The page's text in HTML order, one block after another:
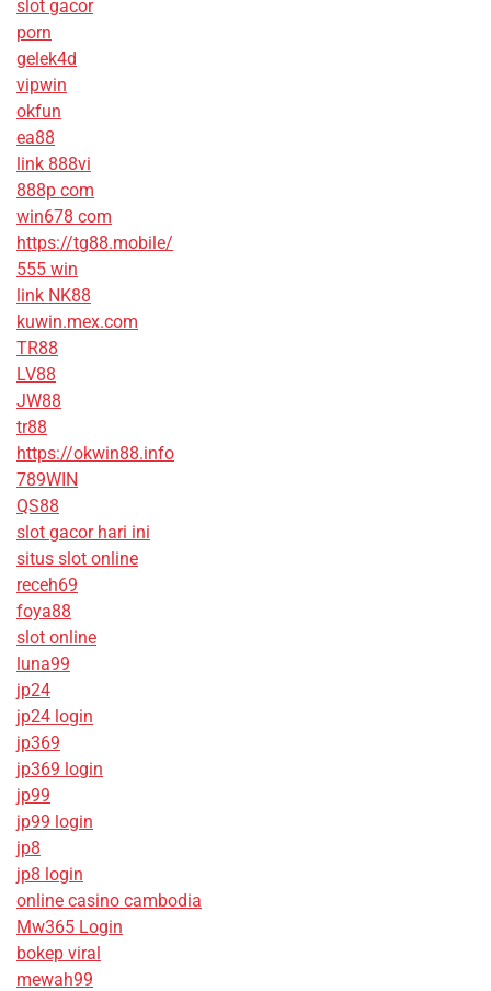
slot gacor
porn
gelek4d
vipwin
okfun
ea88
link 888vi
888p com
win678 com
https://tg88.mobile/
555 win
link NK88
kuwin.mex.com
TR88
LV88
JW88
tr88
https://okwin88.info
789WIN
QS88
slot gacor hari ini
situs slot online
receh69
foya88
slot online
luna99
jp24
jp24 login
jp369
jp369 login
jp99
jp99 login
jp8
jp8 login
online casino cambodia
Mw365 Login
bokep viral
mewah99